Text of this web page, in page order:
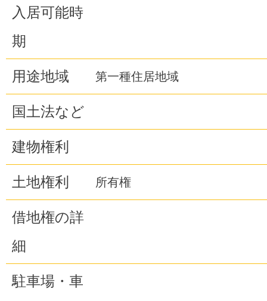
入居可能時
期
用途地域 第一種住居地域
国土法など
建物権利
土地権利 所有権
借地権の詳
細
駐車場・車